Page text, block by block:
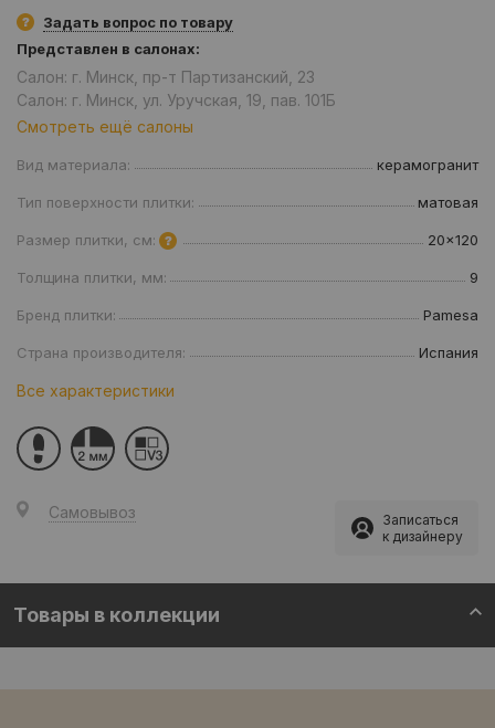
Задать вопрос по товару
Представлен в салонах:
Салон: г. Минск, пр-т Партизанский, 23
Салон: г. Минск, ул. Уручская, 19, пав. 101Б
Смотреть ещё салоны
Вид материала: керамогранит
Тип поверхности плитки: матовая
Размер плитки, см: 20x120
Толщина плитки, мм: 9
Бренд плитки: Pamesa
Страна производителя: Испания
Все характеристики
Самовывоз
Записаться
к дизайнеру
Товары в коллекции